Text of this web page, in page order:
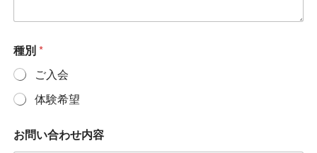
種別*
ご入会
体験希望
お問い合わせ内容